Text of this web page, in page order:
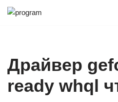
Драйвер
ready whql